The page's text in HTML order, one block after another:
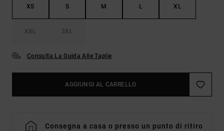
XS S M L XL
XXL 3XL
Consulta La Guida Alle Taglie
AGGIUNGI AL CARRELLO
Consegna a casa o presso un punto di ritiro